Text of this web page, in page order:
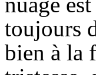
toujours
bien à la